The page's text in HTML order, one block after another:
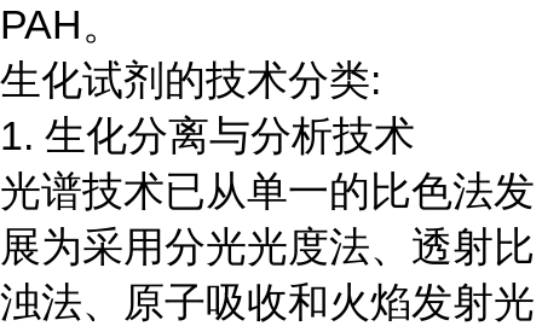
PAH。
生化试剂的技术分类:
1. 生化分离与分析技术
光谱技术已从单一的比色法发
展为采用分光光度法、透射比
浊法、原子吸收和火焰发射光